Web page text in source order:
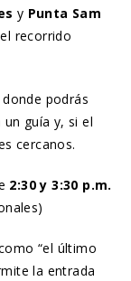
y Punta Sam
recorrido
donde podrás
guía y, si el
cercanos.
2:30 y 3:30 p.m.
“el último
la entrada